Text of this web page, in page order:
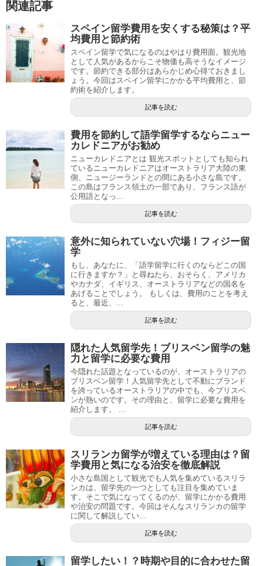
関連記事
スペイン留学費用を安くする秘策は？平
均費用と節約術
スペイン留学で気になるのはやはり費用面。観光地
として人気があるからこそ物価も高そうなイメージ
です。節約できる部分はあらかじめ心得ておきまし
ょう。今回はスペイン留学にかかる平均費用と、節
約術を紹介します。
記事を読む
費用を節約して語学留学するならニュー
カレドニアがお勧め
ニューカレドニアとは 観光スポットとしても知られ
ているニューカレドニアはオーストラリア大陸の東
側、ニュージーランドとの間にある小さな島です。
この島はフランス領土の一部であり、フランス語が
公用語となっ...
記事を読む
意外に知られていない穴場！フィジー留
学
もし、あなたに、「語学留学に行くのならどこの国
に行きますか？」と尋ねたら、おそらく、アメリカ
やカナダ、イギリス、オーストラリアなどの国名を
あげることでしょう。 もしくは、費用のことを考え
ると、最近、...
記事を読む
隠れた人気留学先！ブリスベン留学の魅
力と留学に必要な費用
今隠れた話題となっているのが、オーストラリアの
ブリスベン留学！人気留学先として不動にブランド
を誇っているオーストラリアの中でも、今ブリスベ
ンが熱いのです。その理由と、留学に必要な費用を
紹介します。 ...
記事を読む
スリランカ留学が増えている理由は？留
学費用と気になる治安を徹底解説
小さな島国として観光でも人気を集めているスリラ
ンカは、留学先の一つとしても注目を集めていま
す。そこで気になってくるのが、留学にかかる費用
や治安の問題です。今回はそんなスリランカの留学
に関して解説してい...
記事を読む
留学したい！？時期や目的に合わせた留